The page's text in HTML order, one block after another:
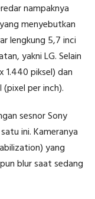
nampaknya
menyebutkan
lengkung 5,7 inci
yakni LG. Selain
1.440 piksel) dan
per inch).
sesnor Sony
ini. Kameranya
yang
blur saat sedang